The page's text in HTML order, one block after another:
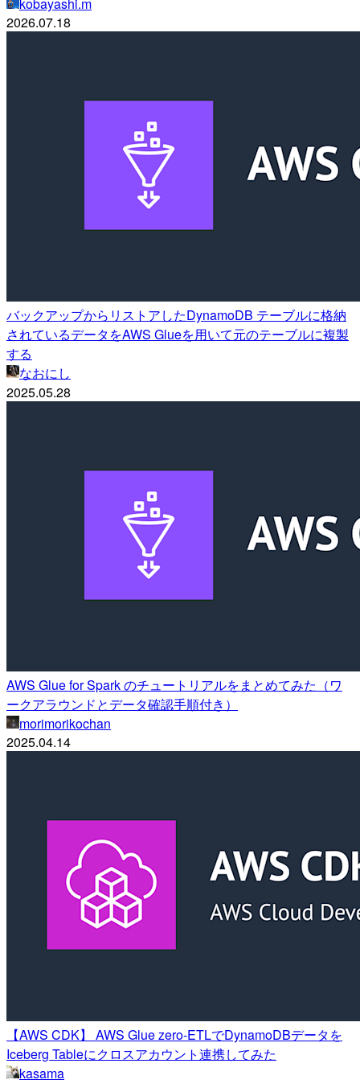
kobayashi.m
2026.07.18
バックアップからリストアしたDynamoDB テーブルに格納
されているデータをAWS Glueを用いて元のテーブルに複製
する
なおにし
2025.05.28
AWS Glue for Spark のチュートリアルをまとめてみた（ワ
ークアラウンドとデータ確認手順付き）
morimorikochan
2025.04.14
【AWS CDK】 AWS Glue zero-ETLでDynamoDBデータを
Iceberg Tableにクロスアカウント連携してみた
kasama